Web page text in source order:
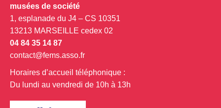
musées de société
1, esplanade du J4 – CS 10351
13213 MARSEILLE cedex 02
04 84 35 14 87
contact@fems.asso.fr
Horaires d’accueil téléphonique :
Du lundi au vendredi de 10h à 13h